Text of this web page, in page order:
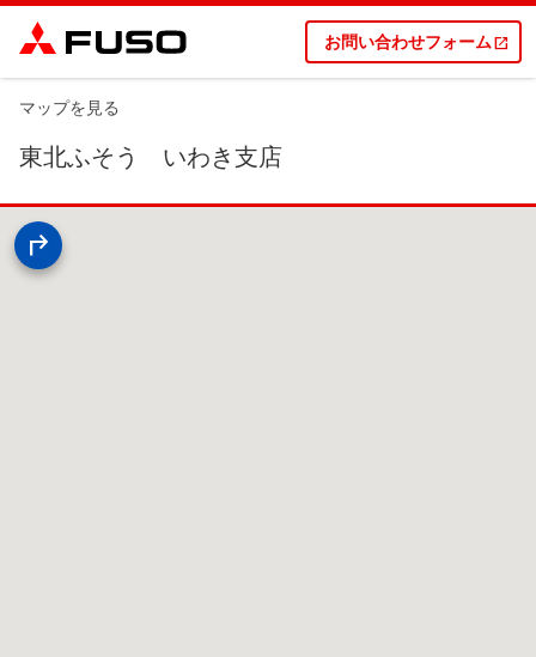
お問い合わせフォーム
マップを見る
東北ふそう いわき支店